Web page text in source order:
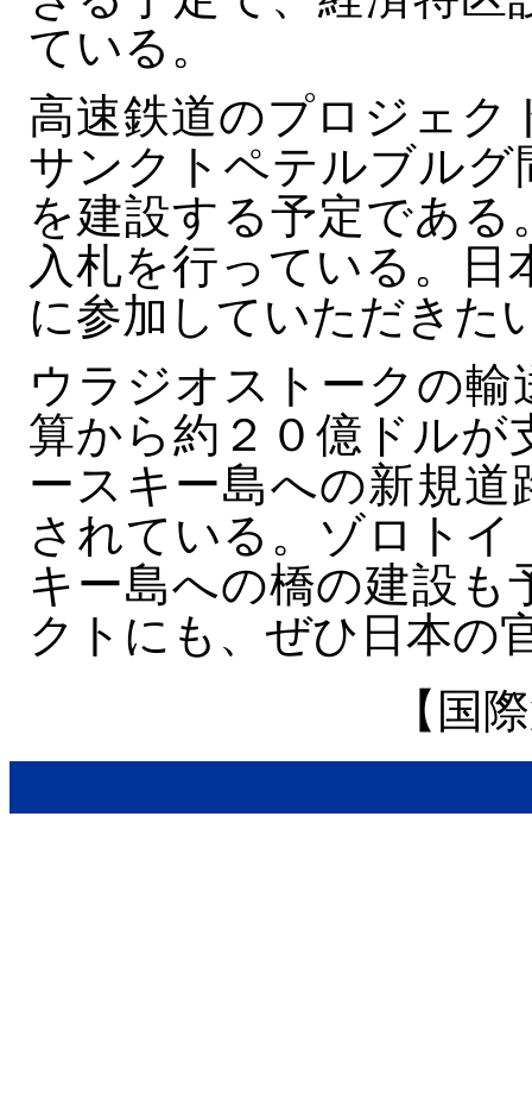
ている。
高速鉄道のプロジェク
サンクトペテルブルグ
を建設する予定であ
入札を行っている。
に参加していただきた
ウラジオストークの
算から約２０億ドルが
ースキー島への新規
されている。ゾロト
キー島への橋の建設
クトにも、ぜひ日本の
【国